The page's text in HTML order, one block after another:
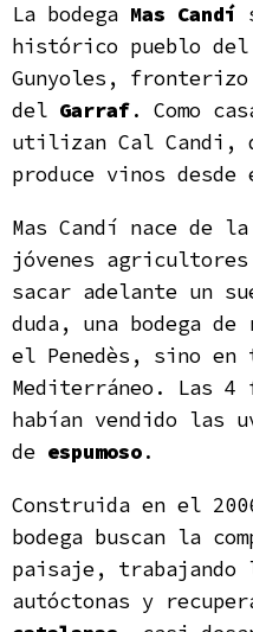
La bodega Mas Candí
histórico pueblo del
Gunyoles,
del Garraf. Como
utilizan Cal Candi,
produce vinos
Mas Candí nace de
jóvenes agricultores
sacar adelante un
duda, una bodega
el Penedès, sino en
Mediterráneo. Las 4
habían vendido las
de espumoso.
Construida en el
bodega buscan la
paisaje, trabajando
autóctonas y